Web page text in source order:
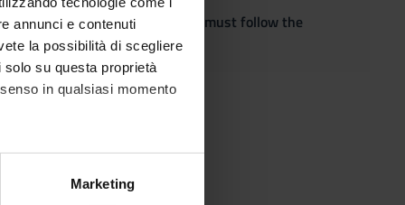
annunci e contenuti
la possibilità di scegliere
su questa proprietà
in qualsiasi momento
metro,Marketing
the adaptation of the exam, must follow the